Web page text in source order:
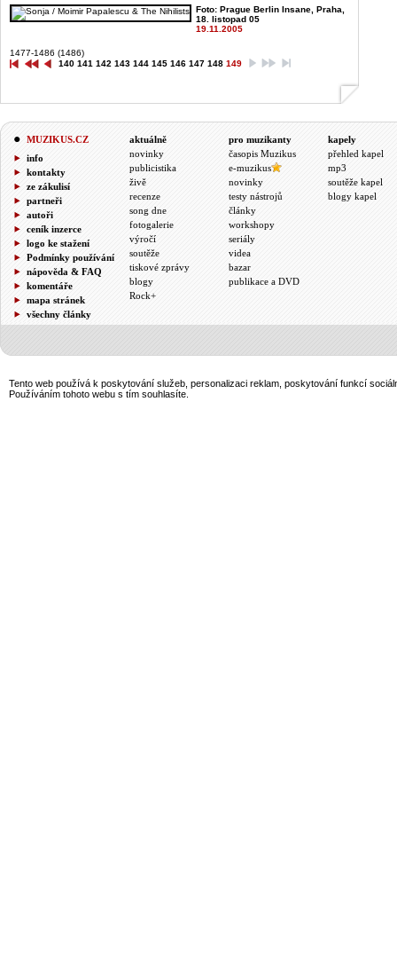
Foto: Prague Berlin Insane, Praha,
18. listopad 05
19.11.2005
1477-1486 (1486)
140 141 142 143 144 145 146 147 148 149
MUZIKUS.CZ
info
kontakty
ze zákulisí
partneři
autoři
ceník inzerce
logo ke stažení
Podmínky používání
nápověda & FAQ
komentáře
mapa stránek
všechny články
aktuálně
novinky
publicistika
živě
recenze
song dne
fotogalerie
výročí
soutěže
tiskové zprávy
blogy
Rock+
pro muzikanty
časopis Muzikus
e-muzikus
novinky
testy nástrojů
články
workshopy
seriály
videa
bazar
publikace a DVD
kapely
přehled kapel
mp3
soutěže kapel
blogy kapel
Tento web používá k poskytování služeb, personalizaci reklam, poskytování funkcí
Používáním tohoto webu s tím souhlasíte.